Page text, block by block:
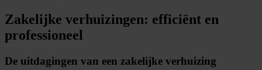
Zakelijke verhuizingen: efficiënt en
professioneel
De uitdagingen van een zakelijke verhuizing